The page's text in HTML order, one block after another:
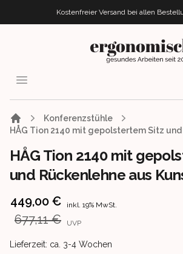
Kostenfreier Versand bei allen
ergonomisches.de
Open menu
Konferenzstühle
HÅG Tion 2140 mit gepolstertem Sitz
HÅG Tion 2140 mit
und Rückenlehne aus
Product information
449,00 € inkl. 19% MwSt.
677,11 € UVP
Product delivery information
Lieferzeit: ca. 3-4 Wochen